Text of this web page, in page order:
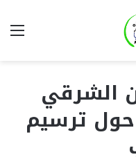
الشرقي
ضيفا Tijjani Talk حول ترسيم